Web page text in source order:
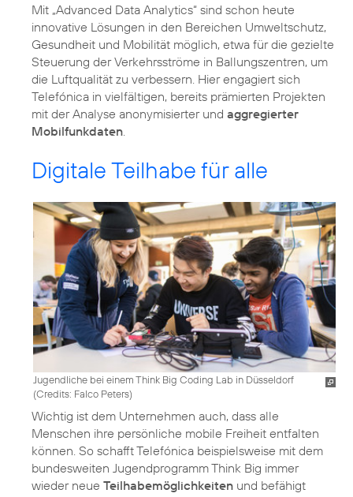
Mit „Advanced Data Analytics“ sind schon heute
innovative Lösungen in den Bereichen Umweltschutz,
Gesundheit und Mobilität möglich, etwa für die gezielte
Steuerung der Verkehrsströme in Ballungszentren, um
die Luftqualität zu verbessern. Hier engagiert sich
Telefónica in vielfältigen, bereits prämierten Projekten
mit der Analyse anonymisierter und aggregierter
Mobilfunkdaten
Digitale Teilhabe für alle
Jugendliche bei einem Think Big Coding Lab in Düsseldorf
(Credits: Falco Peters)
Wichtig ist dem Unternehmen auch, dass alle
Menschen ihre persönliche mobile Freiheit entfalten
können. So schafft Telefónica beispielsweise mit dem
bundesweiten Jugendprogramm Think Big immer
wieder neue Teilhabemöglichkeiten und befähigt